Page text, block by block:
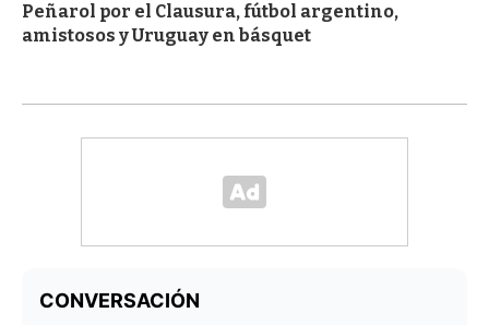
Peñarol por el Clausura, fútbol argentino,
amistosos y Uruguay en básquet